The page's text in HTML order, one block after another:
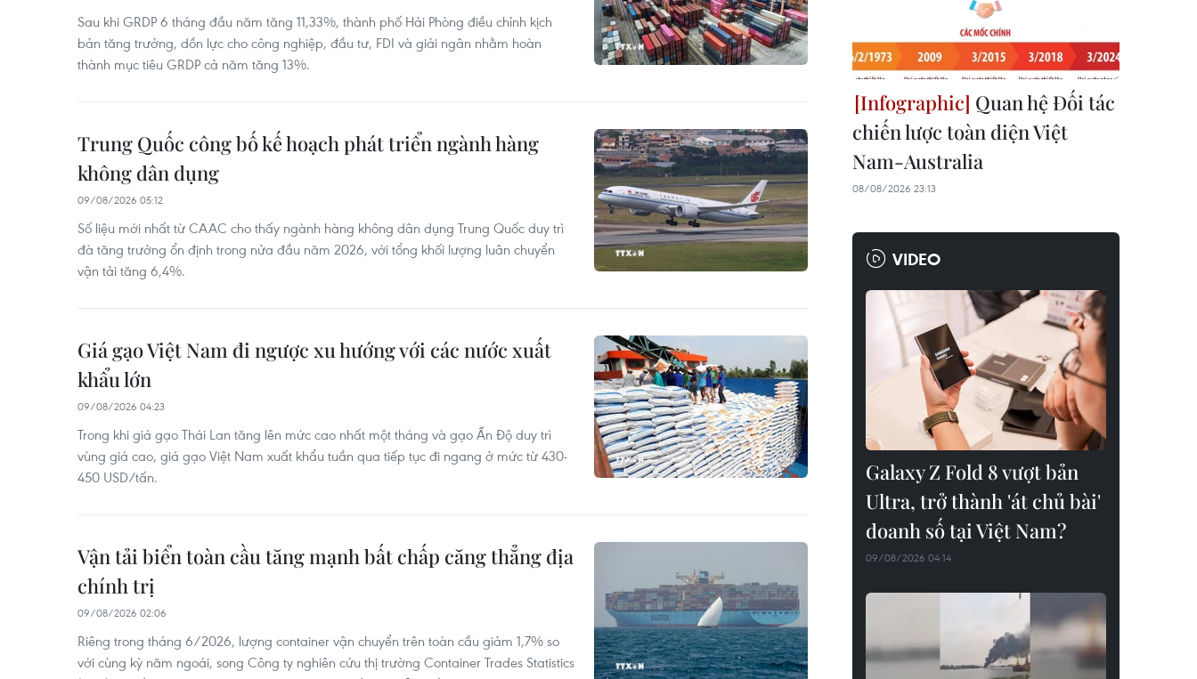
Sau khi GRDP 6 tháng đầu năm tăng 11,33%, thành phố Hải Phòng điều chỉnh kịch
bản tăng trưởng, dồn lực cho công nghiệp, đầu tư, FDI và giải ngân nhằm hoàn
thành mục tiêu GRDP cả năm tăng 13%.
Trung Quốc công bố kế hoạch phát triển ngành hàng
không dân dụng
09/08/2026 05:12
Số liệu mới nhất từ CAAC cho thấy ngành hàng không dân dụng Trung Quốc duy trì
đà tăng trưởng ổn định trong nửa đầu năm 2026, với tổng khối lượng luân chuyển
vận tải tăng 6,4%.
Giá gạo Việt Nam đi ngược xu hướng với các nước xuất
khẩu lớn
09/08/2026 04:23
Trong khi giá gạo Thái Lan tăng lên mức cao nhất một tháng và gạo Ấn Độ duy trì
vùng giá cao, giá gạo Việt Nam xuất khẩu tuần qua tiếp tục đi ngang ở mức từ 430-
450 USD/tấn.
Vận tải biển toàn cầu tăng mạnh bất chấp căng thẳng địa
chính trị
09/08/2026 02:06
Riêng trong tháng 6/2026, lượng container vận chuyển trên toàn cầu giảm 1,7% so
với cùng kỳ năm ngoái, song Công ty nghiên cứu thị trường Container Trades Statistics
Quan hệ Đối tác
chiến lược toàn diện Việt
Nam-Australia
08/08/2026 23:13
VIDEO
Galaxy Z Fold 8 vượt bản
Ultra, trở thành 'át chủ bài'
doanh số tại Việt Nam?
09/08/2026 04:14